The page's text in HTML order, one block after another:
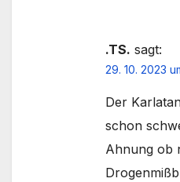
.TS. sagt:
29. 10. 2023
Der
schon
Ahnung ob